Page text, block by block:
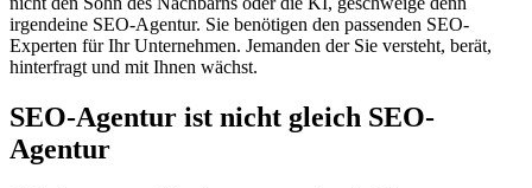
irgendeine SEO-Agentur. Sie benötigen den passenden SEO-
Experten für Ihr Unternehmen. Jemanden der Sie versteht, berät,
hinterfragt und mit Ihnen wächst.
SEO-Agentur ist nicht gleich SEO-
Agentur